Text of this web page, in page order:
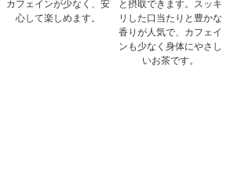
カフェインが少なく、安
心して楽しめます。
と摂取できます。スッキ
リした口当たりと豊かな
香りが人気で、カフェイ
ンも少なく身体にやさし
いお茶です。